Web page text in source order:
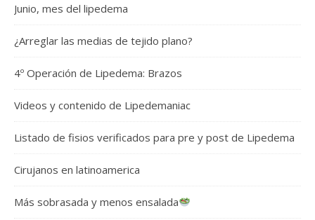
Junio, mes del lipedema
¿Arreglar las medias de tejido plano?
4º Operación de Lipedema: Brazos
Videos y contenido de Lipedemaniac
Listado de fisios verificados para pre y post de Lipedema
Cirujanos en latinoamerica
Más sobrasada y menos ensalada